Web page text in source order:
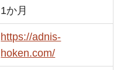
1か月
https://adnis-
hoken.com/